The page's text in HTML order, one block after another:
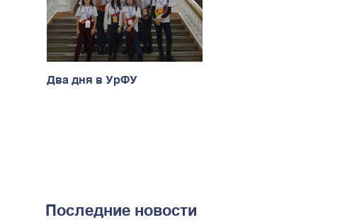
Два дня в УрФУ
Последние новости